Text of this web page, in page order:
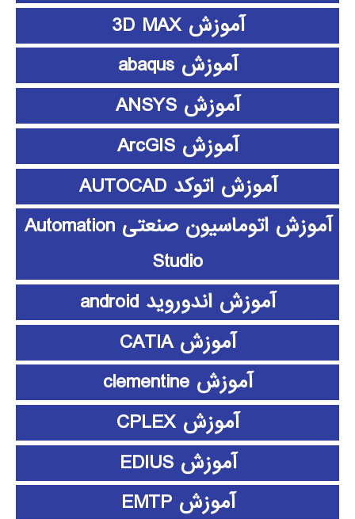
آموزش 3D MAX
آموزش abaqus
آموزش ANSYS
آموزش ArcGIS
آموزش اتوکد AUTOCAD
آموزش اتوماسیون صنعتی Automation
Studio
آموزش اندوروید android
آموزش CATIA
آموزش clementine
آموزش CPLEX
آموزش EDIUS
آموزش EMTP